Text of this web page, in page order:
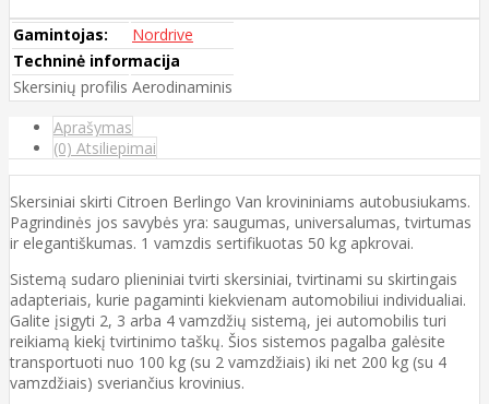
Gamintojas:
Nordrive
Techninė informacija
Skersinių profilis Aerodinaminis
Aprašymas
(0) Atsiliepimai
Skersiniai skirti Citroen Berlingo Van krovininiams autobusiukams.
Pagrindinės jos savybės yra: saugumas, universalumas, tvirtumas
ir elegantiškumas. 1 vamzdis sertifikuotas 50 kg apkrovai.
Sistemą sudaro plieniniai tvirti skersiniai, tvirtinami su skirtingais
adapteriais, kurie pagaminti kiekvienam automobiliui individualiai.
Galite įsigyti 2, 3 arba 4 vamzdžių sistemą, jei automobilis turi
reikiamą kiekį tvirtinimo taškų. Šios sistemos pagalba galėsite
transportuoti nuo 100 kg (su 2 vamzdžiais) iki net 200 kg (su 4
vamzdžiais) sveriančius krovinius.